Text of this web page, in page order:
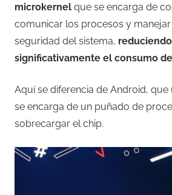
microkernel que se encarga de
comunicar los procesos y
seguridad del sistema, reduciendo
significativamente el consumo
Aquí se diferencia de Android, que
se encarga de un puñado de
sobrecargar el chip.